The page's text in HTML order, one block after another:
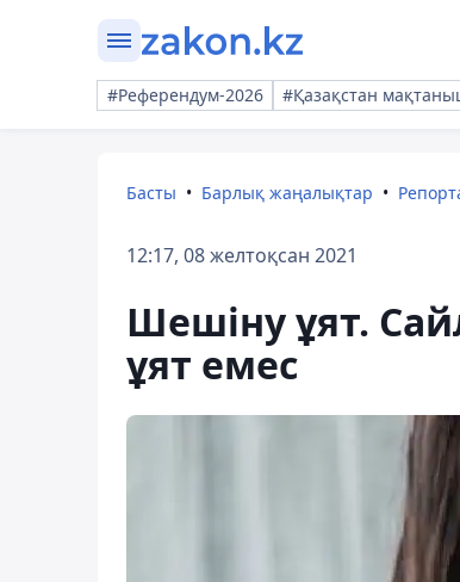
#Референдум-2026 #Қазақстан
Басты Барлық жаңалықтар
12:17, 08 желтоқсан 2021
Шешіну ұят.
ұят емес